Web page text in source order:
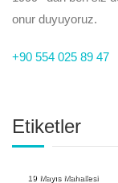
onur duyuyoruz.
+90 554 025 89 47
Etiketler
19 Mayıs Mahallesi